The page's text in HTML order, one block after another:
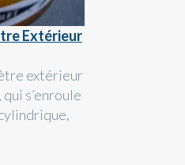
Extérieur
extérieur
s’enroule